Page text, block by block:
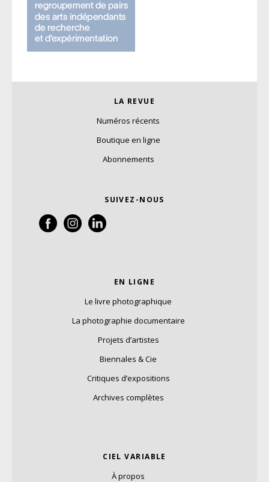
LA REVUE
Numéros récents
Boutique en ligne
Abonnements
SUIVEZ-NOUS
EN LIGNE
Le livre photographique
La photographie documentaire
Projets d’artistes
Biennales & Cie
Critiques d’expositions
Archives complètes
CIEL VARIABLE
À propos